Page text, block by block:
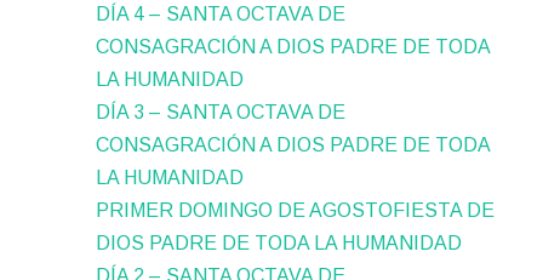
DÍA 4 – SANTA OCTAVA DE
CONSAGRACIÓN A DIOS PADRE DE TODA
LA HUMANIDAD
DÍA 3 – SANTA OCTAVA DE
CONSAGRACIÓN A DIOS PADRE DE TODA
LA HUMANIDAD
PRIMER DOMINGO DE AGOSTOFIESTA DE
DIOS PADRE DE TODA LA HUMANIDAD
DÍA 2 – SANTA OCTAVA DE